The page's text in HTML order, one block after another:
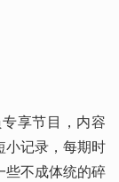
专享节目，内容
小记录，每期时
些不成体统的碎